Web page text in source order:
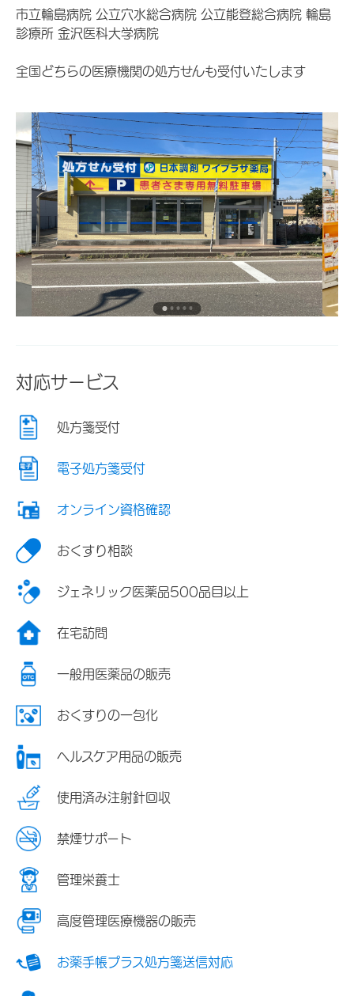
市立輪島病院 公立穴水総合病院 公立能登総合病院 輪島
診療所 金沢医科大学病院
全国どちらの医療機関の処方せんも受付いたします
対応サービス
処方箋受付
電子処方箋受付
オンライン資格確認
おくすり相談
ジェネリック医薬品500品目以上
在宅訪問
一般用医薬品の販売
おくすりの一包化
ヘルスケア用品の販売
使用済み注射針回収
禁煙サポート
管理栄養士
高度管理医療機器の販売
お薬手帳プラス処方箋送信対応